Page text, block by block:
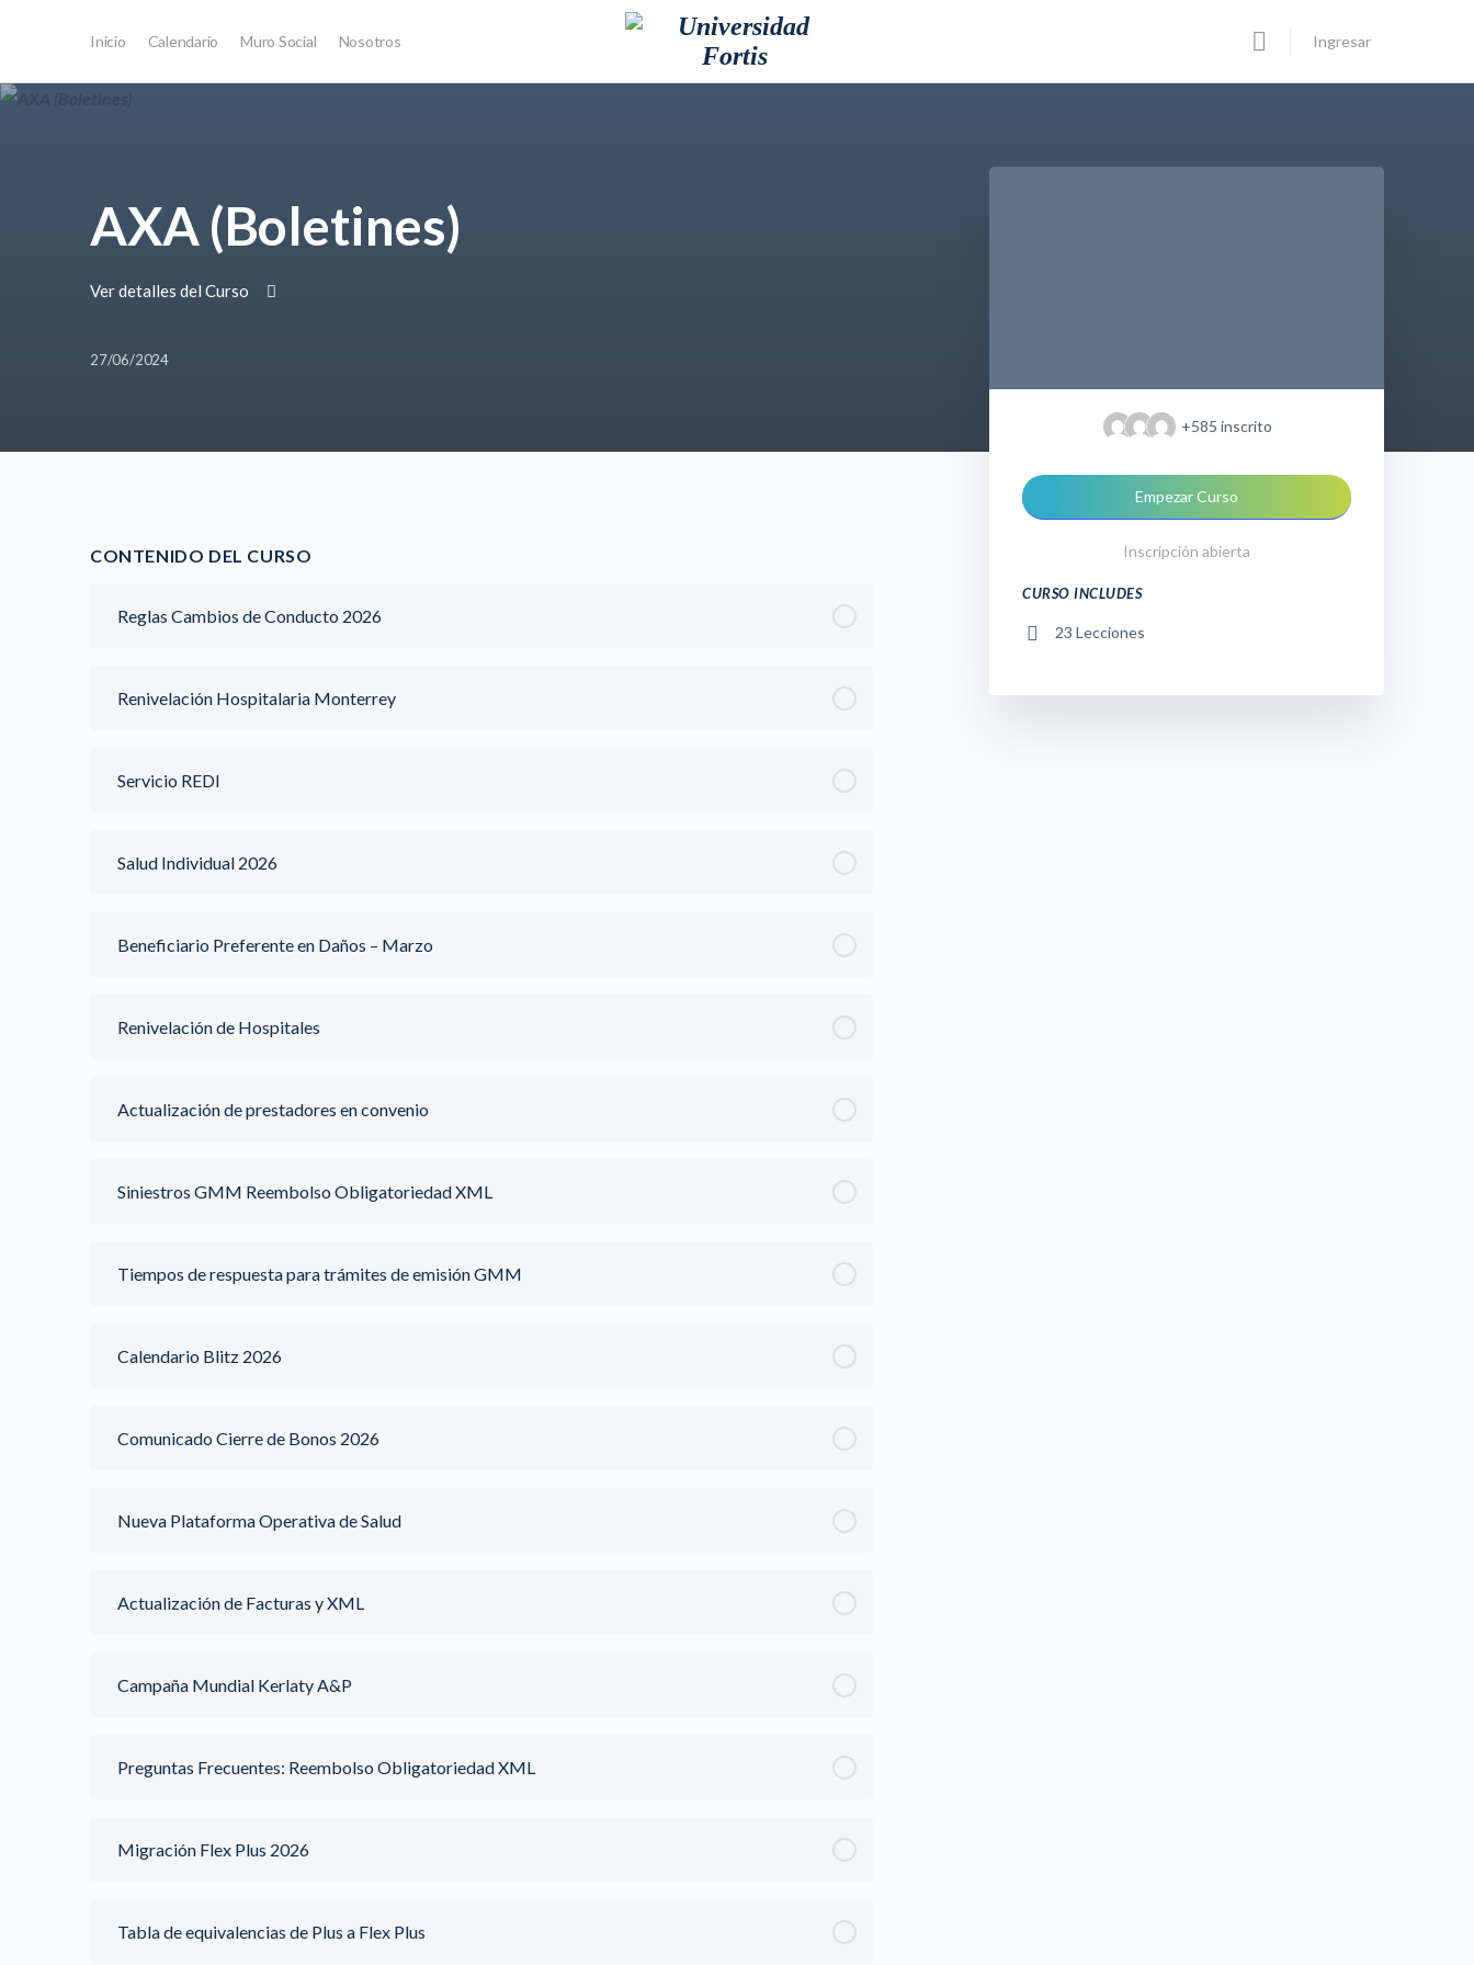
Inicio Calendario Muro Social Nosotros Ingresar
AXA (Boletines)
Ver detalles del Curso
27/06/2024
CONTENIDO DEL CURSO
Reglas Cambios de Conducto 2026
Renivelación Hospitalaria Monterrey
Servicio REDI
Salud Individual 2026
Beneficiario Preferente en Daños – Marzo
Renivelación de Hospitales
Actualización de prestadores en convenio
Siniestros GMM Reembolso Obligatoriedad XML
Tiempos de respuesta para trámites de emisión GMM
Calendario Blitz 2026
Comunicado Cierre de Bonos 2026
Nueva Plataforma Operativa de Salud
Actualización de Facturas y XML
Campaña Mundial Kerlaty A&P
Preguntas Frecuentes: Reembolso Obligatoriedad XML
Migración Flex Plus 2026
Tabla de equivalencias de Plus a Flex Plus
+585 inscrito
Empezar Curso
Inscripción abierta
CURSO INCLUDES
23 Lecciones